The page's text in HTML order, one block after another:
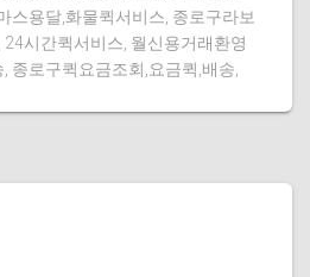
스용달,화물퀵서비스, 종로구라보
시간퀵서비스, 월신용거래환영
종로구퀵요금조회,요금퀵,배송,